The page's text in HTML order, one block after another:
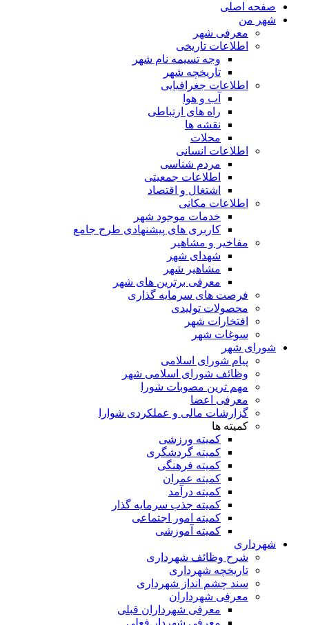
صفحه اصلی
شهر من
معرفی شهر
اطلاعات تاریخی
وجه تسیمه نام شهر
تاریخچه شهر
اطلاعات جغرافیایی
آب و هوا
راه های ارتباطی
نقشه ها
محلات
اطلاعات انسانی
مردم شناسی
اطلاعات جمعیتی
اشتغال و اقتصاد
اطلاعات مکانی
خدمات موجود شهر
کاربری های پیشنهادی طرح جامع
مفاخیر و مشاهیر
شهدای شهر
مشاهیر شهر
معرفی برترین های شهر
فرصت های سرمایه گذاری
محصولات تولیدی
افتخارات شهر
سوغات شهر
شورای شهر
پیام شورای اسلامی
وظائف شورای اسلامی شهر
مهم ترین مصوبات شورا
معرفی اعضا
گزارشات مالی و عملکردی شوارا
کمیته ها
کمیته ورزشی
کمیته گردشگری
کمیته فرهنگی
کمیته عمران
کمیته درآمد
کمیته جذب سرمایه گذار
کمیته امور اجتماعی
کمیته آموزشی
شهرداری
شرح وظائف شهرداری
تاریخچه شهرداری
سند چشم انداز شهرداری
معرفی شهرداران
معرفی شهرداران قبلی